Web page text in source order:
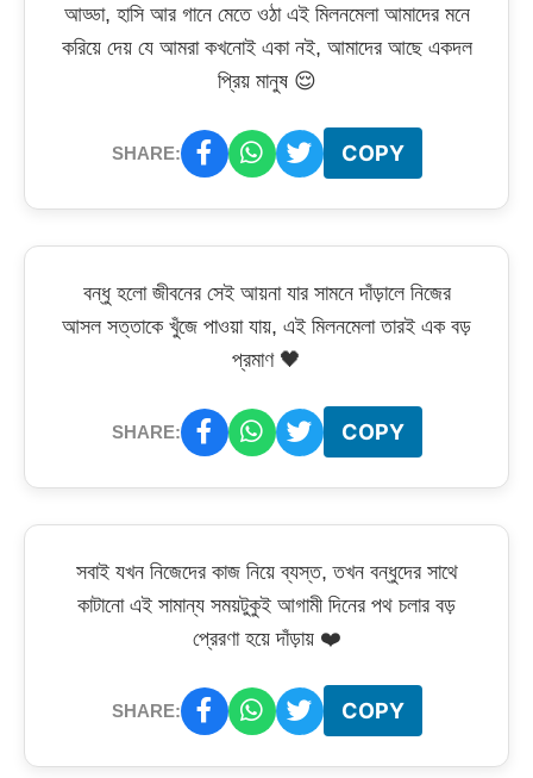
আড্ডা, হাসি আর গানে মেতে ওঠা এই মিলনমেলা আমাদের মনে
করিয়ে দেয় যে আমরা কখনোই একা নই, আমাদের আছে একদল
প্রিয় মানুষ 😌
SHARE: COPY
বন্ধু হলো জীবনের সেই আয়না যার সামনে দাঁড়ালে নিজের
আসল সত্তাকে খুঁজে পাওয়া যায়, এই মিলনমেলা তারই এক বড়
প্রমাণ 🖤
SHARE: COPY
সবাই যখন নিজেদের কাজ নিয়ে ব্যস্ত, তখন বন্ধুদের সাথে
কাটানো এই সামান্য সময়টুকুই আগামী দিনের পথ চলার বড়
প্রেরণা হয়ে দাঁড়ায় ❤️
SHARE: COPY